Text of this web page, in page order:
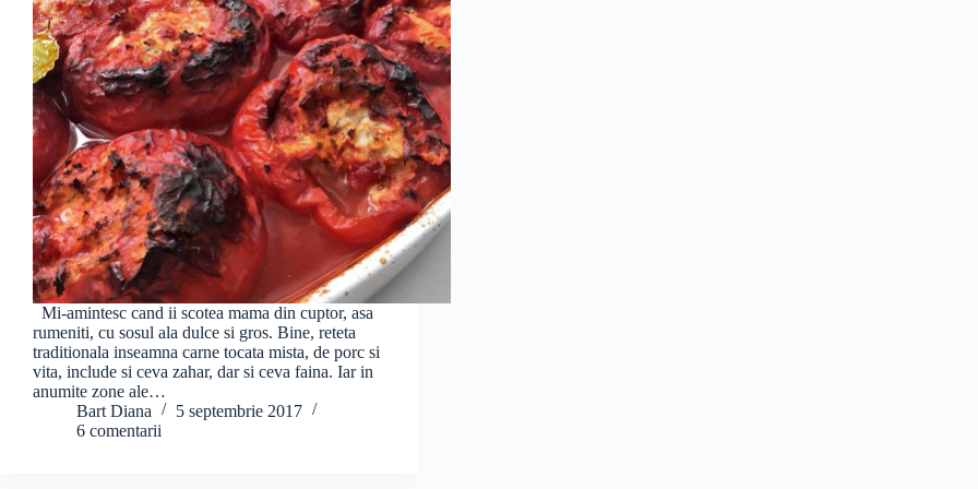
Mi-amintesc cand ii scotea mama din cuptor, asa
rumeniti, cu sosul ala dulce si gros. Bine, reteta
traditionala inseamna carne tocata mista, de porc si
vita, include si ceva zahar, dar si ceva faina. Iar in
anumite zone ale…
Bart Diana
5 septembrie 2017
6 comentarii